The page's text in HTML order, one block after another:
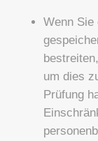
Wenn Sie
um dies
Prüfung